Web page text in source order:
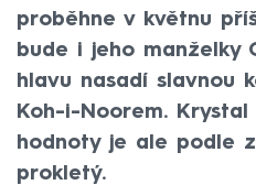
proběhne v květnu
bude i jeho manželky
hlavu nasadí slavnou
Koh-i-Noorem. Krystal
hodnoty je ale podle
prokletý.